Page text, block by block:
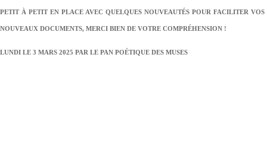
PETIT À PETIT EN PLACE AVEC QUELQUES NOUVEAUTÉS POUR FACILITER
NOUVEAUX DOCUMENTS, MERCI BIEN DE VOTRE COMPRÉHENSION !
LUNDI LE 3 MARS 2025 PAR LE PAN POÉTIQUE DES MUSES